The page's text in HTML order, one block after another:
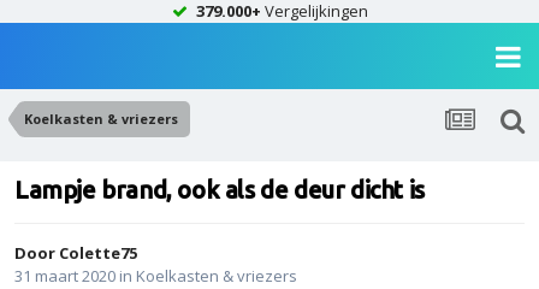
379.000+ Vergelijkingen
Koelkasten & vriezers
Lampje brand, ook als de deur dicht is
Door Colette75
31 maart 2020 in Koelkasten & vriezers